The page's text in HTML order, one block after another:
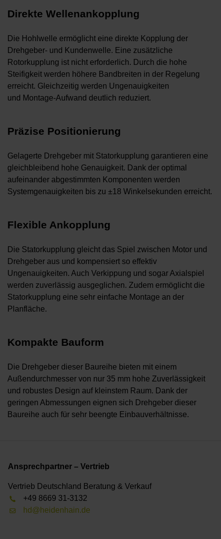
Direkte Wellenankopplung
Die Hohlwelle ermöglicht eine direkte Kopplung der
Drehgeber- und Kundenwelle. Eine zusätzliche
Rotorkupplung ist nicht erforderlich. Durch die hohe
Steifigkeit werden höhere Bandbreiten in der Regelung
erreicht. Gleichzeitig werden Ungenauigkeiten
und Montage-Aufwand deutlich reduziert.
Präzise Positionierung
Gelagerte Drehgeber mit Statorkupplung garantieren eine
gleichbleibend hohe Genauigkeit. Dank der optimal
aufeinander abgestimmten Komponenten werden
Systemgenauigkeiten bis zu ±18 Winkelsekunden erreicht.
Flexible Ankopplung
Die Statorkupplung gleicht das Spiel zwischen Motor und
Drehgeber aus und kompensiert so effektiv
Ungenauigkeiten. Auch Verkippung und sogar Axialspiel
werden zuverlässig ausgeglichen. Zudem ermöglicht die
Statorkupplung eine sehr einfache Montage an der
Planfläche.
Kompakte Bauform
Die Drehgeber dieser Baureihe bieten mit einem
Außendurchmesser von nur 35 mm hohe Zuverlässigkeit
und robustes Design auf kleinstem Raum. Dank der
geringen Abmessungen eignen sich Drehgeber dieser
Baureihe auch für sehr beengte Einbauverhältnisse.
Ansprechpartner – Vertrieb
Vertrieb Deutschland Beratung & Verkauf
+49 8669 31-3132
hd@heidenhain.de